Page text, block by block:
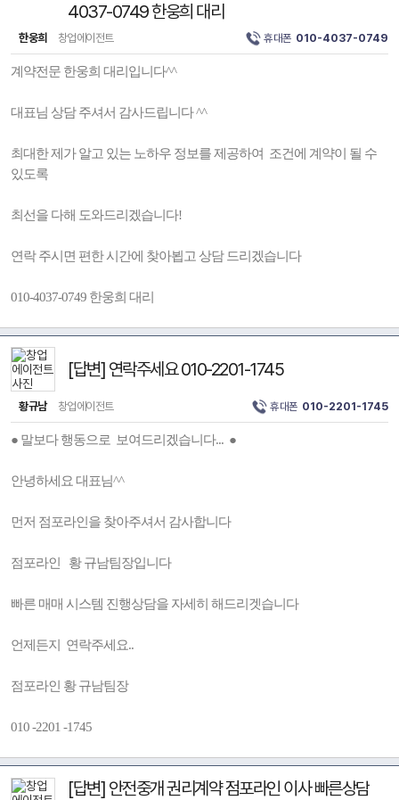
4037-0749 한웅희 대리
한웅희 창업에이전트 휴대폰 010-4037-0749
계약전문 한웅희 대리입니다^^
대표님 상담 주셔서 감사드립니다 ^^
최대한 제가 알고 있는 노하우 정보를 제공하여 조건에 계약이 될 수
있도록
최선을 다해 도와드리겠습니다!
연락 주시면 편한 시간에 찾아뵙고 상담 드리겠습니다
010-4037-0749 한웅희 대리
[답변] 연락주세요 010-2201-1745
황규남 창업에이전트 휴대폰 010-2201-1745
● 말보다 행동으로 보여드리겠습니다... ●
안녕하세요 대표님^^
먼저 점포라인을 찾아주셔서 감사합니다
점포라인 황 규남팀장입니다
빠른 매매 시스템 진행상담을 자세히 해드리겟습니다
언제든지 연락주세요..
점포라인 황 규남팀장
010 -2201 -1745
[답변] 안전중개 권리계약 점포라인 이사 빠른상담